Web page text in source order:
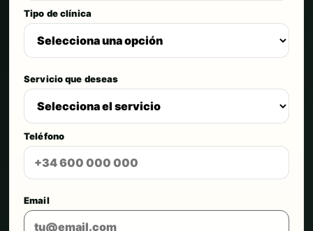
Tipo de clínica
Servicio que deseas
Teléfono
Email